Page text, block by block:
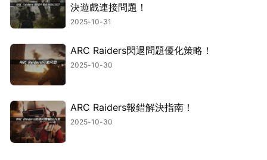
決遊戲連接問題！
2025-10-31
ARC Raiders閃退問題優化策略！
2025-10-30
ARC Raiders報錯解決指南！
2025-10-30